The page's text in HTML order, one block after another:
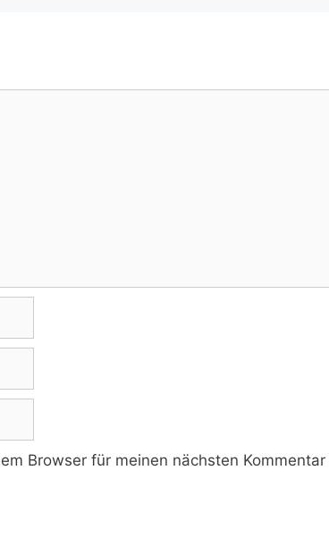
Browser für meinen nächsten Kommentar